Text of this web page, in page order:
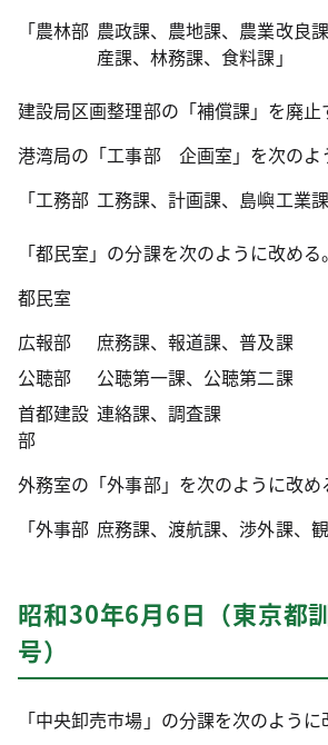
「農林部 農政課、農地課、農業改良
産課、林務課、食料課」
建設局区画整理部の「補償課」を廃止
港湾局の「工事部 企画室」を次のよ
「工務部 工務課、計画課、島嶼工業課
「都民室」の分課を次のように改める。
都民室
広報部
庶務課、報道課、普及課
公聴部
公聴第一課、公聴第二課
首都建設
部
連絡課、調査課
外務室の「外事部」を次のように改め
「外事部 庶務課、渡航課、渉外課、観
昭和30年6月6日（東京都
号）
「中央卸売市場」の分課を次のように